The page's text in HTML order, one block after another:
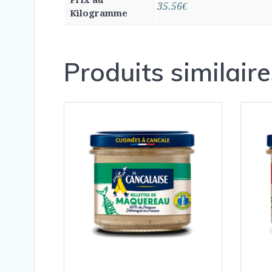
Kilogramme
35.56€
Produits